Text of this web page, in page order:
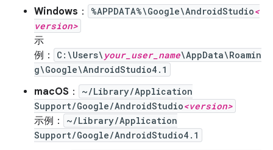
Windows ： %APPDATA%\Google\AndroidStudio<
version>
示
例：
C:\Users\ your_user_name\AppData\Roamin
g\Google\AndroidStudio4.1
macOS ：
~/Library/Application
Support/Google/AndroidStudio<version>
示例：
~/Library/Application
Support/Google/AndroidStudio4.1